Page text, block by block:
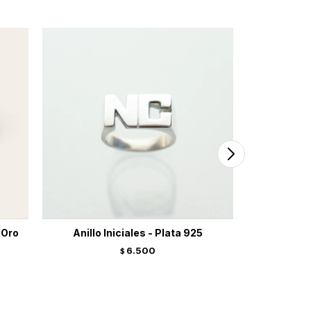
Anillo Iniciales - Plata 925
$ 6.500